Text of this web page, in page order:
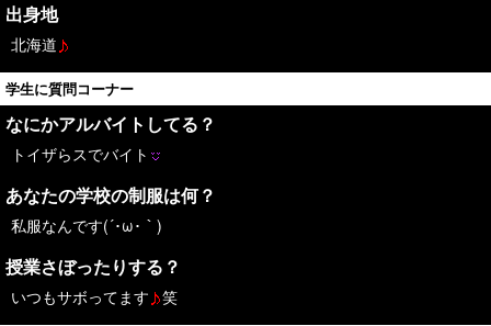
出身地
北海道
学生に質問コーナー
なにかアルバイトしてる？
トイザらスでバイト
あなたの学校の制服は何？
私服なんです(´･ω･｀)
授業さぼったりする？
いつもサボってます 笑